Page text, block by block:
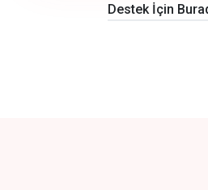
Destek İçin